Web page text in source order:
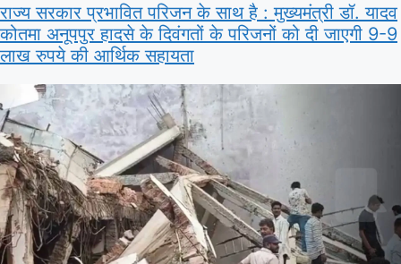
राज्य सरकार प्रभावित परिजन के साथ है : मुख्यमंत्री डॉ. यादव
कोतमा अनूपपुर हादसे के दिवंगतों के परिजनों को दी जाएगी 9-9
लाख रुपये की आर्थिक सहायता